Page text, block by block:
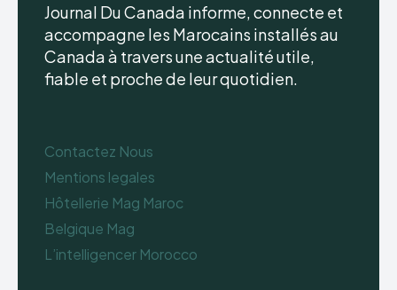
Journal Du Canada informe, connecte et
accompagne les Marocains installés au
Canada à travers une actualité utile,
fiable et proche de leur quotidien.
Contactez Nous
Mentions legales
Hôtellerie Mag Maroc
Belgique Mag
L’intelligencer Morocco